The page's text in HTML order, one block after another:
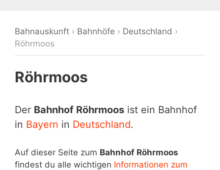
Bahnauskunft › Bahnhöfe › Deutschland ›
Röhrmoos
Röhrmoos
Der Bahnhof Röhrmoos ist ein Bahnhof
in Bayern in Deutschland.
Auf dieser Seite zum Bahnhof Röhrmoos
findest du alle wichtigen Informationen zum